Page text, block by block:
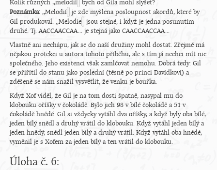
Kolik různých ,,melodií
bych od Gila mohl slyšet?
Poznámka: ,,Melodií je zde myšlena posloupnost akordů, které by
Gil produkoval. ,,Melodie jsou stejné, i když je jedna posunutím
druhé. Tj. AACCAACCAA... je stejná jako CAACCAACCAA...
Vlastně ani nechápu, jak se do naší družiny mohl dostat. Zřejmě má
nějakou protekci u autora tohoto příběhu, ale s tím já nechci mít nic
společného. Jeho existenci však zamlčovat nemohu. Dobrá tedy: Gil
se přiřítil do stanu jako poslední (těsně po princi Davídkovi) a
zděšeně se nám snažil vysvětlit, že venku je bouřka.
Když Xof viděl, že Gil je na tom dosti špatně, nasypal mu do
klobouku oříšky v čokoládě. Bylo jich 98 v bílé čokoládě a 51 v
čokoládě hnědé. Gil si vždycky vytáhl dva oříšky, a když byly oba bílé,
jeden bílý snědl a druhý vrátil do klobouku. Když vytáhl jeden bílý a
jeden hnědý, snědl jeden bílý a druhý vrátil. Když vytáhl oba hnědé,
vyměnil je s Xofem za jeden bílý a ten vrátil do klobouku.
Úloha č. 6: